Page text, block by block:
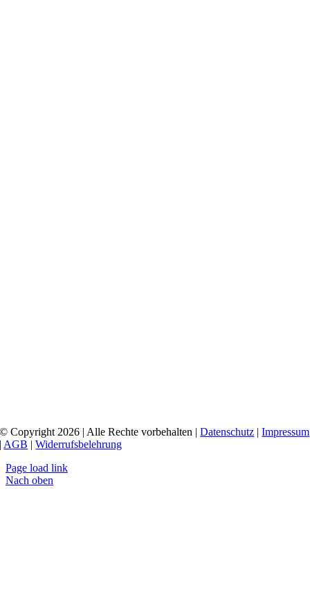
© Copyright 2026 | Alle Rechte vorbehalten |Datenschutz |Impressum
| AGB |Widerrufsbelehrung
Page load link
Nach oben